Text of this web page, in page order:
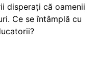
disperați că oamenii
Ce se întâmplă cu